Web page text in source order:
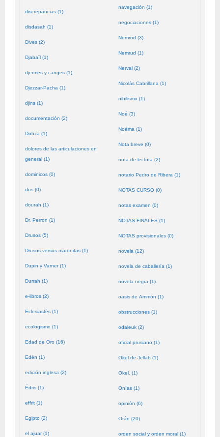
discrepancias (1)
disdasah (1)
Dives (2)
Djabaïl (1)
djermes y canges (1)
Djezzar-Pacha (1)
djins (1)
documentación (2)
Dohza (1)
dolores de las articulaciones en
general (1)
dominicos (0)
dos (0)
dourah (1)
Dr. Perron (1)
Drusos (5)
Drusos versus maronitas (1)
Dupin y Varner (1)
Durrah (1)
e-libros (2)
Eclesiastés (1)
ecologismo (1)
Edad de Oro (16)
Edén (1)
edición inglesa (2)
Édris (1)
effrit (1)
Egipto (2)
el ajuar (1)
navegación (1)
negociaciones (1)
Nemrod (3)
Nemrud (1)
Nerval (2)
Nicolás Cabrillana (1)
nihilismo (1)
Noé (3)
Noéma (1)
Nota breve (0)
nota de lectura (2)
notario Pedro de Ribera (1)
NOTAS CURSO (0)
notas examen (0)
NOTAS FINALES (1)
NOTAS provisionales (0)
novela (12)
novela de caballería (1)
novela negra (1)
oasis de Ammón (1)
obstrucciones (1)
odaleuk (2)
oficial prusiano (1)
Okel de Jellab (1)
Okel. (1)
Onías (1)
opinión (6)
Orán (20)
orden social y orden moral (1)